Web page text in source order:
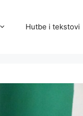
Hutbe i tekstovi